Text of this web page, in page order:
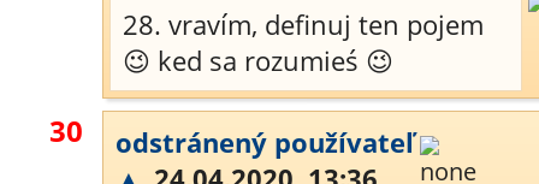
28. vravím, definuj ten pojem
😉 ked sa rozumieś 😉
30
odstránený používateľ